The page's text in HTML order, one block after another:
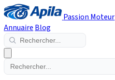
Passion Moteur
Annuaire Blog